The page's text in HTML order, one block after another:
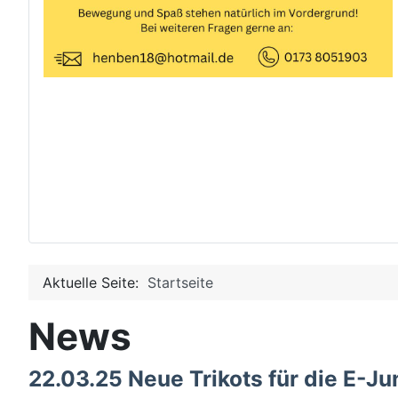
Aktuelle Seite: Startseite
News
22.03.25 Neue Trikots für die E-